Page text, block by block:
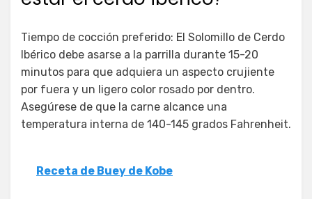
Tiempo de cocción preferido: El Solomillo de Cerdo
Ibérico debe asarse a la parrilla durante 15-20
minutos para que adquiera un aspecto crujiente
por fuera y un ligero color rosado por dentro.
Asegúrese de que la carne alcance una
temperatura interna de 140-145 grados Fahrenheit.
Receta de Buey de Kobe